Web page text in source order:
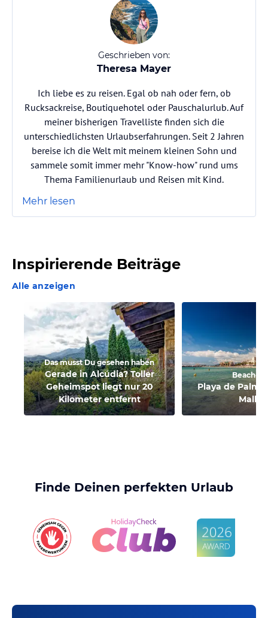
Geschrieben von:
Theresa Mayer
Ich liebe es zu reisen. Egal ob nah oder fern, ob
Rucksackreise, Boutiquehotel oder Pauschalurlub. Auf
meiner bisherigen Travelliste finden sich die
unterschiedlichsten Urlaubserfahrungen. Seit 2 Jahren
bereise ich die Welt mit meinem kleinen Sohn und
sammele somit immer mehr "Know-how" rund ums
Thema Familienurlaub und Reisen mit Kind.
Mehr lesen
Inspirierende Beiträge
Alle anzeigen
Das musst Du gesehen haben
Gerade in Alcúdia? Toller
Geheimspot liegt nur 20
Kilometer entfernt
Beach-
Playa de
Finde Deinen perfekten Urlaub